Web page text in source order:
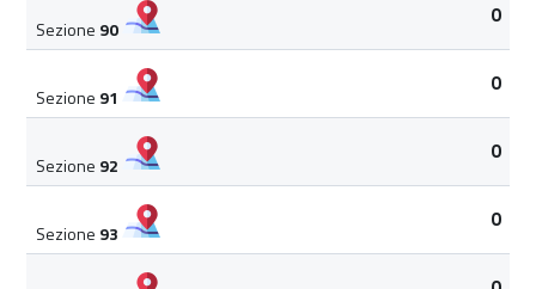
Sezione 90
0
Sezione 91
0
Sezione 92
0
Sezione 93
0